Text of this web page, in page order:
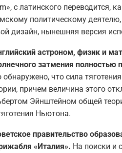
с латинского переводится,
политическому
дизайн, нынешняя версия
астроном, физик и
затмения полностью
что сила
причем величина этого
Эйнштейном общей
Ньютона.
правительство
«Италия». На поиски и